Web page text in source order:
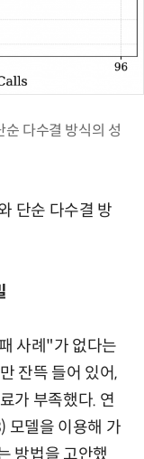
다수결 방식의 성
단순 다수결 방
사례"가 없다는
잔뜩 들어 있어,
가 부족했다. 연
모델을 이용해 가
방법을 고안했